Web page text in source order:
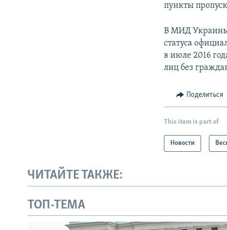
пункты
В МИД Украины
статуса
в июле 2016
лиц без
Поделиться
This item is part of
Новости
ЧИТАЙТЕ ТАКЖЕ:
ТОП-ТЕМА